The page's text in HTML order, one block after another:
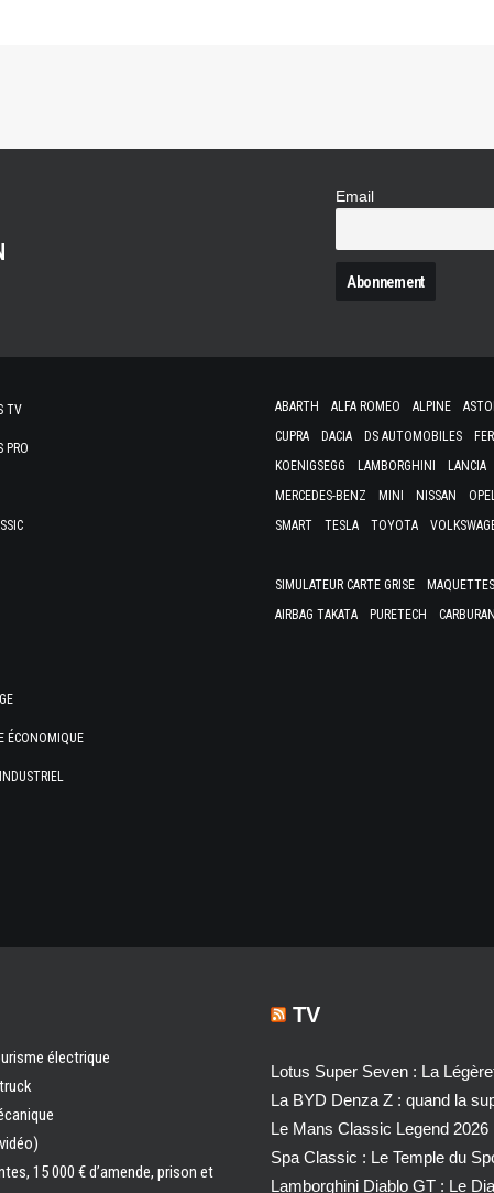
Email
TV
PRO
ÉCONOMIQUE
ABARTH ALFA ROMEO ALPINE
CUPRA
DACIA DS AUTOMOBILES
KOENIGSEGG
LAMBORGHINI LANCIA
MERCEDES-BENZ
MINI NISSAN
SMART
TESLA TOYOTA
SIMULATEUR CARTE GRISE
AIRBAG TAKATA
PURETECH
électrique
15 000 € d’amende, prison et
TV
Lotus Super Seven : La
La BYD Denza Z : quand la
Le Mans Classic Legend 2026
Spa Classic : Le Temple du
Lamborghini Diablo GT : Le